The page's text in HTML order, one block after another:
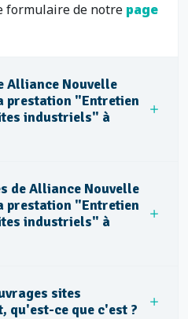
formulaire de notre page
Alliance Nouvelle
prestation "Entretien
industriels" à
de Alliance Nouvelle
prestation "Entretien
industriels" à
sites
qu'est-ce que c'est ?